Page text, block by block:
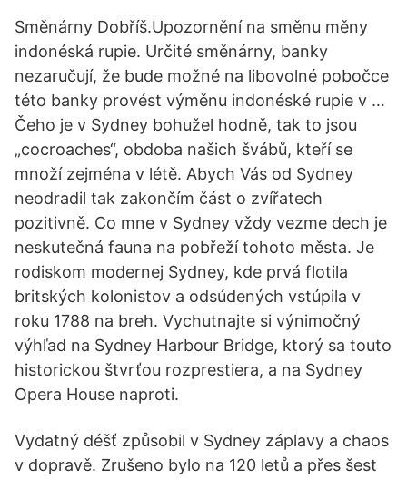
Směnárny Dobříš.Upozornění na směnu měny
indonéská rupie. Určité směnárny, banky
nezaručují, že bude možné na libovolné pobočce
této banky provést výměnu indonéské rupie v …
Čeho je v Sydney bohužel hodně, tak to jsou
„cocroaches“, obdoba našich švábů, kteří se
množí zejména v létě. Abych Vás od Sydney
neodradil tak zakončím část o zvířatech
pozitivně. Co mne v Sydney vždy vezme dech je
neskutečná fauna na pobřeží tohoto města. Je
rodiskom modernej Sydney, kde prvá flotila
britských kolonistov a odsúdených vstúpila v
roku 1788 na breh. Vychutnajte si výnimočný
výhľad na Sydney Harbour Bridge, ktorý sa touto
historickou štvrťou rozprestiera, a na Sydney
Opera House naproti.
Vydatný déšť způsobil v Sydney záplavy a chaos
v dopravě. Zrušeno bylo na 120 letů a přes šest